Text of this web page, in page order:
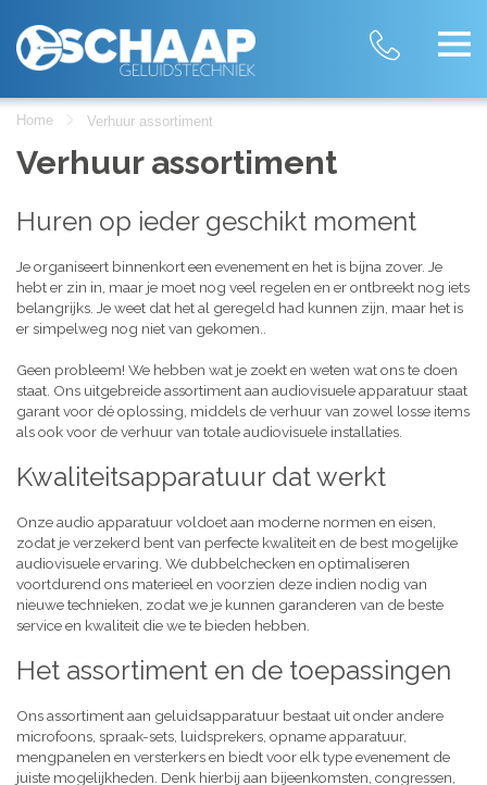
Home Verhuur assortiment
Verhuur assortiment
Huren op ieder geschikt moment
Je organiseert binnenkort een evenement en het is bijna zover. Je
hebt er zin in, maar je moet nog veel regelen en er ontbreekt nog iets
belangrijks. Je weet dat het al geregeld had kunnen zijn, maar het is
er simpelweg nog niet van gekomen..
Geen probleem! We hebben wat je zoekt en weten wat ons te doen
staat. Ons uitgebreide assortiment aan audiovisuele apparatuur staat
garant voor dé oplossing, middels de verhuur van zowel losse items
als ook voor de verhuur van totale audiovisuele installaties.
Kwaliteitsapparatuur dat werkt
Onze audio apparatuur voldoet aan moderne normen en eisen,
zodat je verzekerd bent van perfecte kwaliteit en de best mogelijke
audiovisuele ervaring. We dubbelchecken en optimaliseren
voortdurend ons materieel en voorzien deze indien nodig van
nieuwe technieken, zodat we je kunnen garanderen van de beste
service en kwaliteit die we te bieden hebben.
Het assortiment en de toepassingen
Ons assortiment aan geluidsapparatuur bestaat uit onder andere
microfoons, spraak-sets, luidsprekers, opname apparatuur,
mengpanelen en versterkers en biedt voor elk type evenement de
juiste mogelijkheden. Denk hierbij aan bijeenkomsten, congressen,